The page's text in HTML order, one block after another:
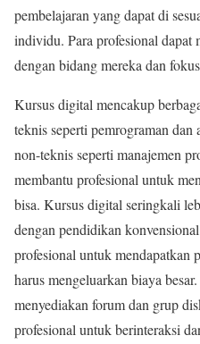
pembelajaran yang dapat di
individu. Para profesional
dengan bidang mereka dan
Kursus digital mencakup
teknis seperti pemrograman
non-teknis seperti manajemen
membantu profesional untuk
bisa. Kursus digital seringkali
dengan pendidikan
profesional untuk mendapatkan
harus mengeluarkan biaya
menyediakan forum dan grup
profesional untuk berinteraksi